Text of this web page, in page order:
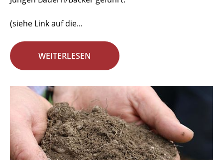
(siehe Link auf die...
WEITERLESEN